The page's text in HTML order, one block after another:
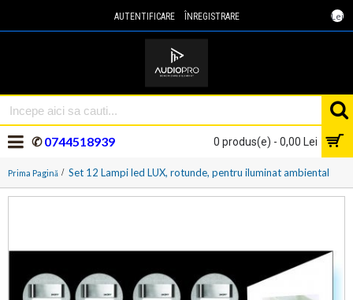
Lei
AUTENTIFICARE ÎNREGISTRARE
0 produs(e) - 0,00 Lei
✆0744518939
Prima Pagină Set 12 Lampi led LUX, rotunde, pentru iluminat ambiental